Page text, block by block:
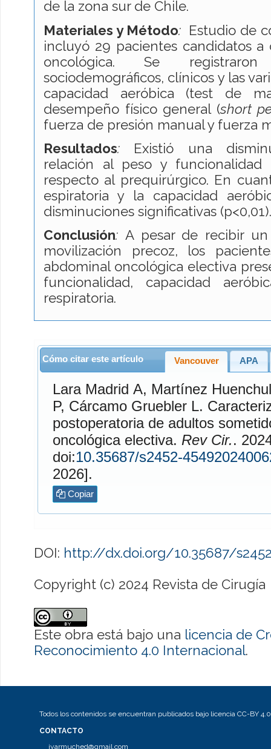
de la zona sur de Chile.
Materiales y Método:Estudio de
incluyó 29 pacientes candidatos a
oncológica. Se
sociodemográficos, clínicos y las
capacidad aeróbica (test de
desempeño físico general (short
fuerza de presión manual y fuerza
Resultados: Existió una
relación al peso y funcionalidad
respecto al prequirúrgico. En
espiratoria y la capacidad
disminuciones significativas (p<0,01).
Conclusión: A pesar de recibir
movilización precoz, los
abdominal oncológica electiva
funcionalidad, capacidad
respiratoria.
Cómo citar este artículo Vancouver APA
Lara Madrid A, Martínez
P, Cárcamo GrueblerL. Caracterización funcional pre y
postoperatoria de adultos
oncológica electiva. Rev Cir..
doi:10.35687/s2452-
2026].
Copiar
DOI: http://dx.doi.org/10.35687/
Copyright (c) 2024 Revista de Cirugía
Este obra está bajo una licencia de
Reconocimiento 4.0 Internacional.
Todos los contenidos se encuentran publicados bajo licencia CC-BY 4.0
CONTACTO
jyarmuched@gmail.com